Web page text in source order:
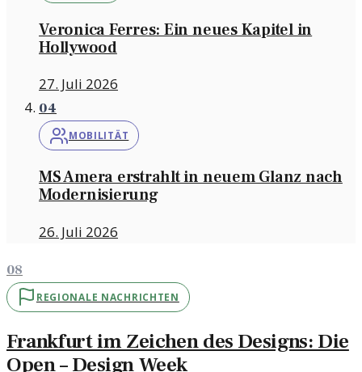
Veronica Ferres: Ein neues Kapitel in
Hollywood
27. Juli 2026
04
MOBILITÄT
MS Amera erstrahlt in neuem Glanz nach
Modernisierung
26. Juli 2026
08
REGIONALE NACHRICHTEN
Frankfurt im Zeichen des Designs: Die
Open – Design Week